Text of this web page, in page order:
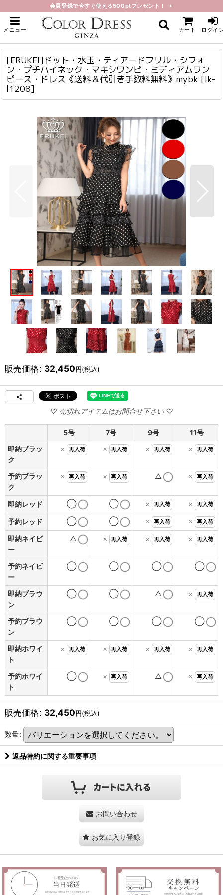
会員登録で今すぐ使える500ptプレゼント！ ＞
メニュー カート ログイ
ホーム > ミディアム
[ERUKEI]ドット・水玉・ティアードフリル・シフォン・プチハイネック・マキ
シワンピ・ミディアムワンピース・ドレス《送料＆代引き手数料無料》mybk
[ERUKEI]ドット・水玉・ティアードフリル・シフォ
ン・プチハイネック・マキシワンピ・ミディアムワン
ピース・ドレス《送料＆代引き手数料無料》mybk [lk-
l1208]
販売価格: 32,450円(税込)
5号 7号 9号
11号
即納ブラッ
ク
× 再入荷 × 再入荷 × 再入荷 × 再入荷
予約ブラッ
ク
× 再入荷 × 再入荷 △ × 再入荷
即納レッド ◯ ◯ × 再入荷 × 再入荷
予約レッド ◯ ◯ × 再入荷 × 再入荷
即納ネイビ
ー
△ × 再入荷 × 再入荷 × 再入荷
予約ネイビ
ー
◯ ◯ ◯ ◯
即納ブラウ
ン
◯ ◯ △ × 再入荷
予約ブラウ
ン
◯ ◯ ◯ ◯
即納ホワイ
ト
× 再入荷 × 再入荷 × 再入荷 × 再入荷
予約ホワイ
ト
◯ × 再入荷 △ × 再入荷
販売価格: 32,450円(税込)
数量:
返品特約に関する重要事項
お問い合わせ
お気に入り登録